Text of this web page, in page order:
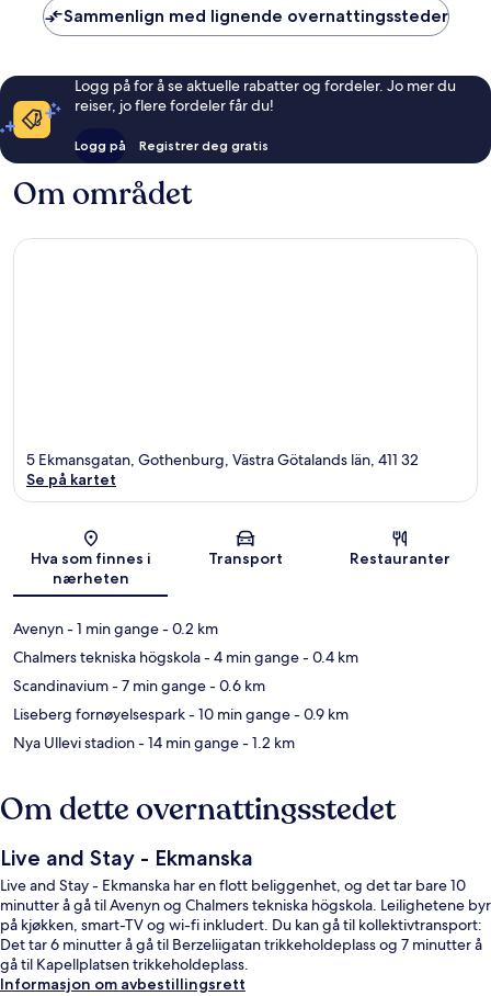
Sammenlign med lignende overnattingssteder
Logg på for å se aktuelle rabatter og fordeler. Jo mer du
reiser, jo flere fordeler får du!
Logg på Registrer deg gratis
Om området
Kart
5 Ekmansgatan, Gothenburg, Västra Götalands län, 411 32
Se på kartet
Hva som finnes i
nærheten
Transport Restauranter
Avenyn- 1 min gange- 0.2 km
Chalmers tekniska högskola- 4 min gange- 0.4 km
Scandinavium- 7 min gange- 0.6 km
Liseberg fornøyelsespark- 10 min gange- 0.9 km
Nya Ullevi stadion- 14 min gange- 1.2 km
Om dette overnattingsstedet
Live and Stay - Ekmanska
Live and Stay - Ekmanska har en flott beliggenhet, og det tar bare 10
minutter å gå til Avenyn og Chalmers tekniska högskola. Leilighetene byr
på kjøkken, smart-TV og wi-fi inkludert. Du kan gå til kollektivtransport:
Det tar 6 minutter å gå til Berzeliigatan trikkeholdeplass og 7 minutter å
gå til Kapellplatsen trikkeholdeplass.
Informasjon om avbestillingsrett